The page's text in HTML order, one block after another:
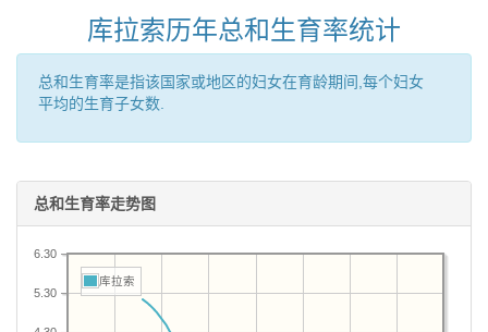
库拉索历年总和生育率统计
总和生育率是指该国家或地区的妇女在育龄期间,每个妇女
平均的生育子女数.
总和生育率走势图
5.30
6.30
库拉索